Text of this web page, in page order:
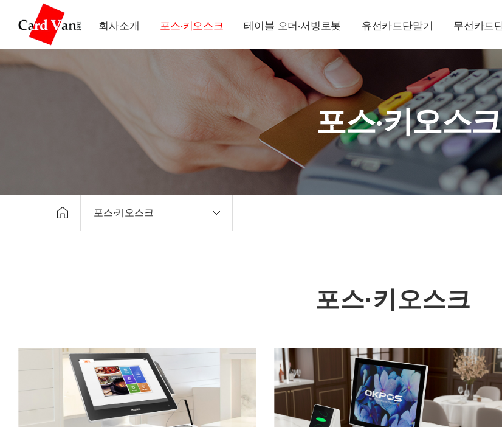
회사소개 포스·키오스크 테이블 오더·서빙로봇 유선카드단말기 무선카드
포스·키오스크
포스·키오스크
비대면결제
고객지원센터
신규문의
포스·키오스크